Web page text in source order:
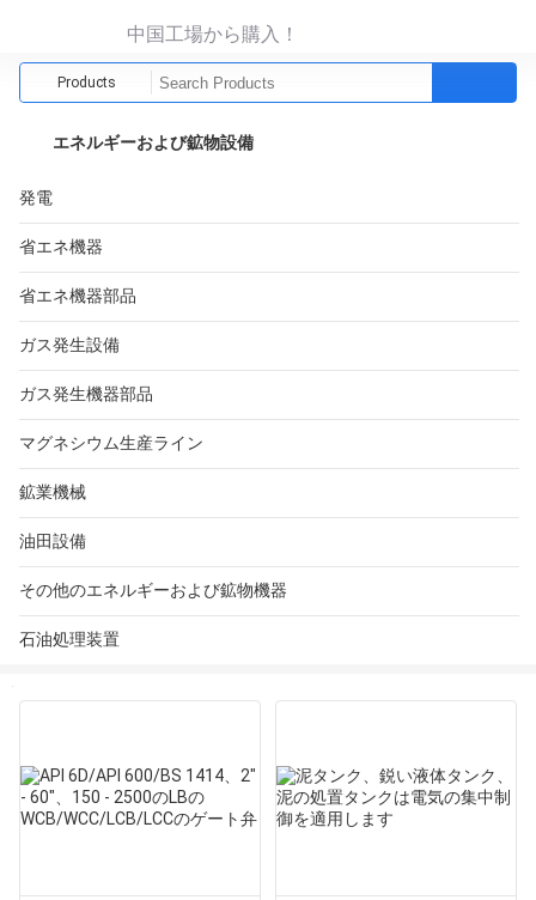
中国工場から購入！
Products
エネルギーおよび鉱物設備
発電
省エネ機器
省エネ機器部品
ガス発生設備
ガス発生機器部品
マグネシウム生産ライン
鉱業機械
油田設備
その他のエネルギーおよび鉱物機器
石油処理装置